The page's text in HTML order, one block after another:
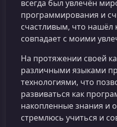
всегда был увлечён
программирования и
счастливым, что нашёл
совпадает с моими
На протяжении своей
различными языками
технологиями, что
развиваться как
накопленные знания и
стремлюсь учиться и